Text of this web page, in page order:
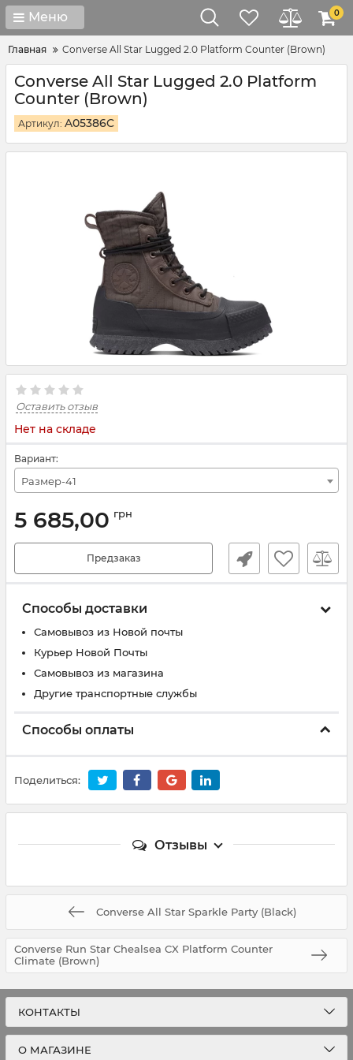
Меню 0
Главная Converse All Star Lugged 2.0 Platform Counter (Brown)
Converse All Star Lugged 2.0 Platform
Counter (Brown)
Артикул: A05386C
Оставить отзыв
Нет на складе
Вариант:
Размер-41
5 685,00 грн
Предзаказ
Способы доставки
Самовывоз из Новой почты
Курьер Новой Почты
Самовывоз из магазина
Другие транспортные службы
Способы оплаты
Поделиться:
Отзывы
Converse All Star Sparkle Party (Black)
Converse Run Star Chealsea CX Platform Counter
Climate (Brown)
КОНТАКТЫ
О МАГАЗИНЕ